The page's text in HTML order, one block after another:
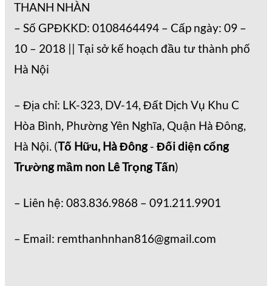
THANH NHÀN
– Số GPĐKKD: 0108464494 – Cấp ngày: 09 –
10 – 2018 || Tại sở kế hoạch đầu tư thành phố
Hà Nội
– Địa chỉ: LK-323, DV-14, Đất Dịch Vụ Khu C
Hòa Bình, Phường Yên Nghĩa, Quận Hà Đông,
Hà Nội. (Tố Hữu, Hà Đông- Đối diện cổng
Trường mầm non Lê Trọng Tấn)
– Liên hệ: 083.836.9868 – 091.211.9901
– Email: remthanhnhan816@gmail.com